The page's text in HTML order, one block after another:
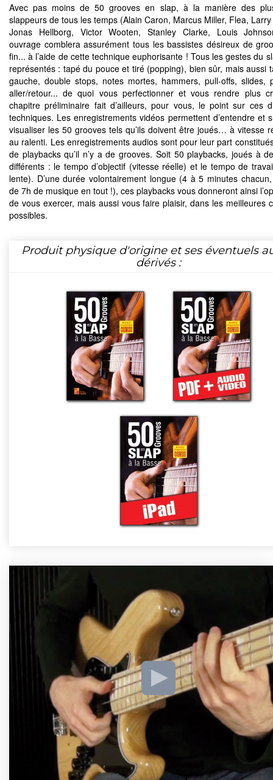
Avec pas moins de 50 grooves en slap, à la manière des
slappeurs de tous les temps (Alain Caron, Marcus Miller, Flea,
Jonas Hellborg, Victor Wooten, Stanley Clarke, Louis
ouvrage comblera assurément tous les bassistes désireux de
fin... à l’aide de cette technique euphorisante ! Tous les gestes du
représentés : tapé du pouce et tiré (popping), bien sûr, mais aussi
gauche, double stops, notes mortes, hammers, pull-offs, slides,
aller/retour... de quoi vous perfectionner et vous rendre plus
chapitre préliminaire fait d’ailleurs, pour vous, le point sur ces
techniques. Les enregistrements vidéos permettent d’entendre et
visualiser les 50 grooves tels qu’ils doivent être joués… à vitesse
au ralenti. Les enregistrements audios sont pour leur part
de playbacks qu’il n’y a de grooves. Soit 50 playbacks, joués à
différents : le tempo d’objectif (vitesse réelle) et le tempo de
lente). D’une durée volontairement longue (4 à 5 minutes
de 7h de musique en tout !), ces playbacks vous donneront ainsi
de vous exercer, mais aussi vous faire plaisir, dans les meilleures
possibles.
Produit physique d'origine et ses éventuels
dérivés :